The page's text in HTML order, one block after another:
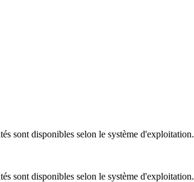
sont disponibles selon le système d'exploitation.
sont disponibles selon le système d'exploitation.